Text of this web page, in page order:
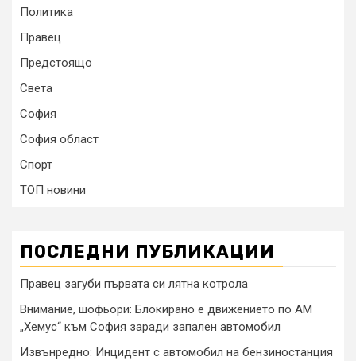
Политика
Правец
Предстоящо
Света
София
София област
Спорт
ТОП новини
ПОСЛЕДНИ ПУБЛИКАЦИИ
Правец загуби първата си лятна котрола
Внимание, шофьори: Блокирано е движението по АМ
„Хемус“ към София заради запален автомобил
Извънредно: Инцидент с автомобил на бензиностанция